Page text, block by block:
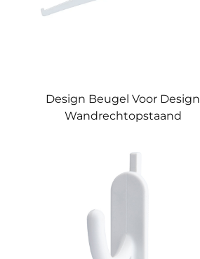
Design Beugel Voor Design
Wandrechtopstaand